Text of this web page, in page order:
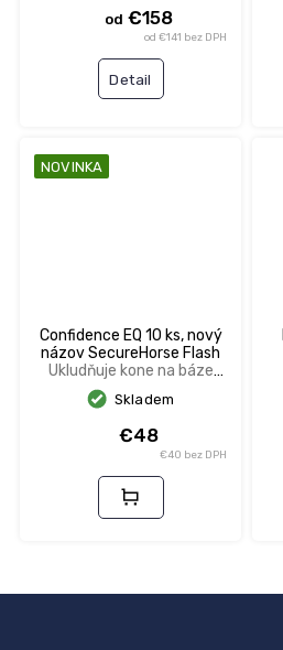
od €141 bez DPH
od €158
Detail
NOVINKA
Confidence EQ 10 ks, nový
názov SecureHorse Flash
Ukludňuje kone na báze
feromónov
Skladem
€40 bez DPH
€48